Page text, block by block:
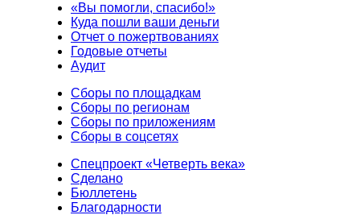
«Вы помогли, спасибо!»
Куда пошли ваши деньги
Отчет о пожертвованиях
Годовые отчеты
Аудит
Сборы по площадкам
Сборы по регионам
Сборы по приложениям
Сборы в соцсетях
Спецпроект «Четверть века»
Сделано
Бюллетень
Благодарности